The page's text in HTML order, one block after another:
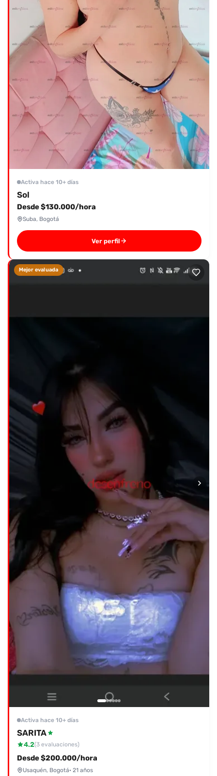
Activa hace 10+ días
Sol
Desde $130.000/hora
Suba, Bogotá
Ver perfil
Mejor evaluada
Activa hace 10+ días
SARITA
4.2(3 evaluaciones)
Desde $200.000/hora
Usaquén, Bogotá· 21 años